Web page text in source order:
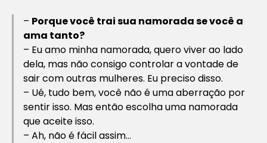
– Porque você trai sua namorada se você a
ama tanto?
– Eu amo minha namorada, quero viver ao lado
dela, mas não consigo controlar a vontade de
sair com outras mulheres. Eu preciso disso.
– Ué, tudo bem, você não é uma aberração por
sentir isso. Mas então escolha uma namorada
que aceite isso.
– Ah, não é fácil assim…